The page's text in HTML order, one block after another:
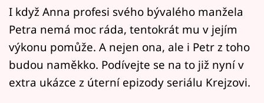
Přihlášení
Sledujte nás
I když Anna profesi svého bývalého manžela
Petra nemá moc ráda, tentokrát mu v jejím
výkonu pomůže. A nejen ona, ale i Petr z toho
budou naměkko. Podívejte se na to již nyní v
extra ukázce z úterní epizody seriálu Krejzovi.